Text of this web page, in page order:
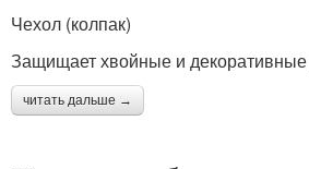
Чехол (колпак)
Защищает хвойные и декоративные
читать дальше →